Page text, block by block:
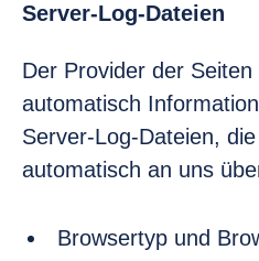
Server-Log-Dateien
Der Provider der
automatisch
Server-Log-Dateien,
automatisch an uns
Browsertyp und